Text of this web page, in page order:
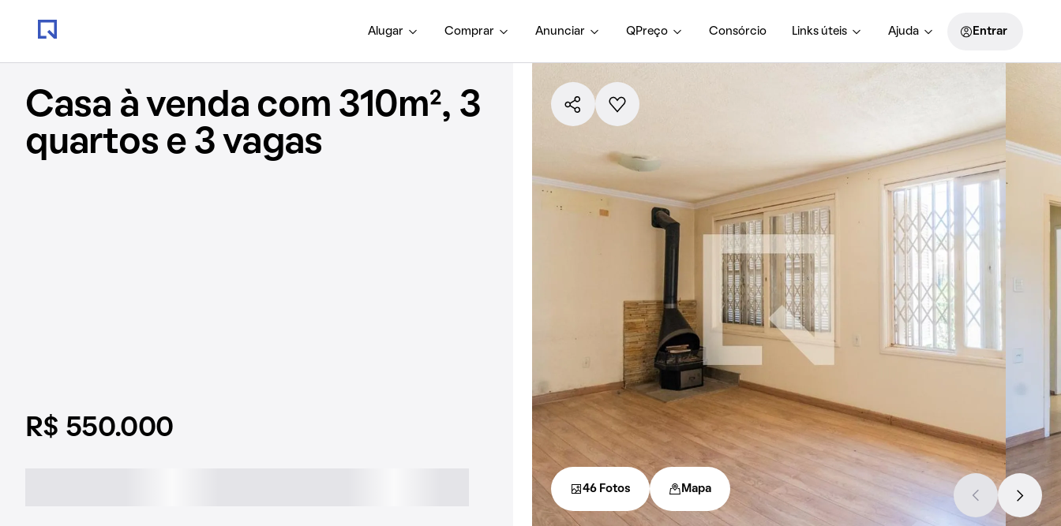
Alugar Comprar Anunciar QPreço Consórcio Links úteis Ajuda Entrar
Casa à venda com 310m², 3
quartos e 3 vagas
R$ 550.000
46 Fotos Mapa